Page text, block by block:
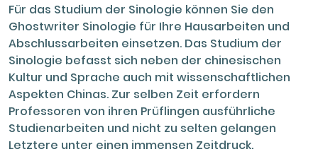
Für das Studium der Sinologie können Sie den
Ghostwriter Sinologie für Ihre Hausarbeiten und
Abschlussarbeiten einsetzen. Das Studium der
Sinologie befasst sich neben der chinesischen
Kultur und Sprache auch mit wissenschaftlichen
Aspekten Chinas. Zur selben Zeit erfordern
Professoren von ihren Prüflingen ausführliche
Studienarbeiten und nicht zu selten gelangen
Letztere unter einen immensen Zeitdruck.